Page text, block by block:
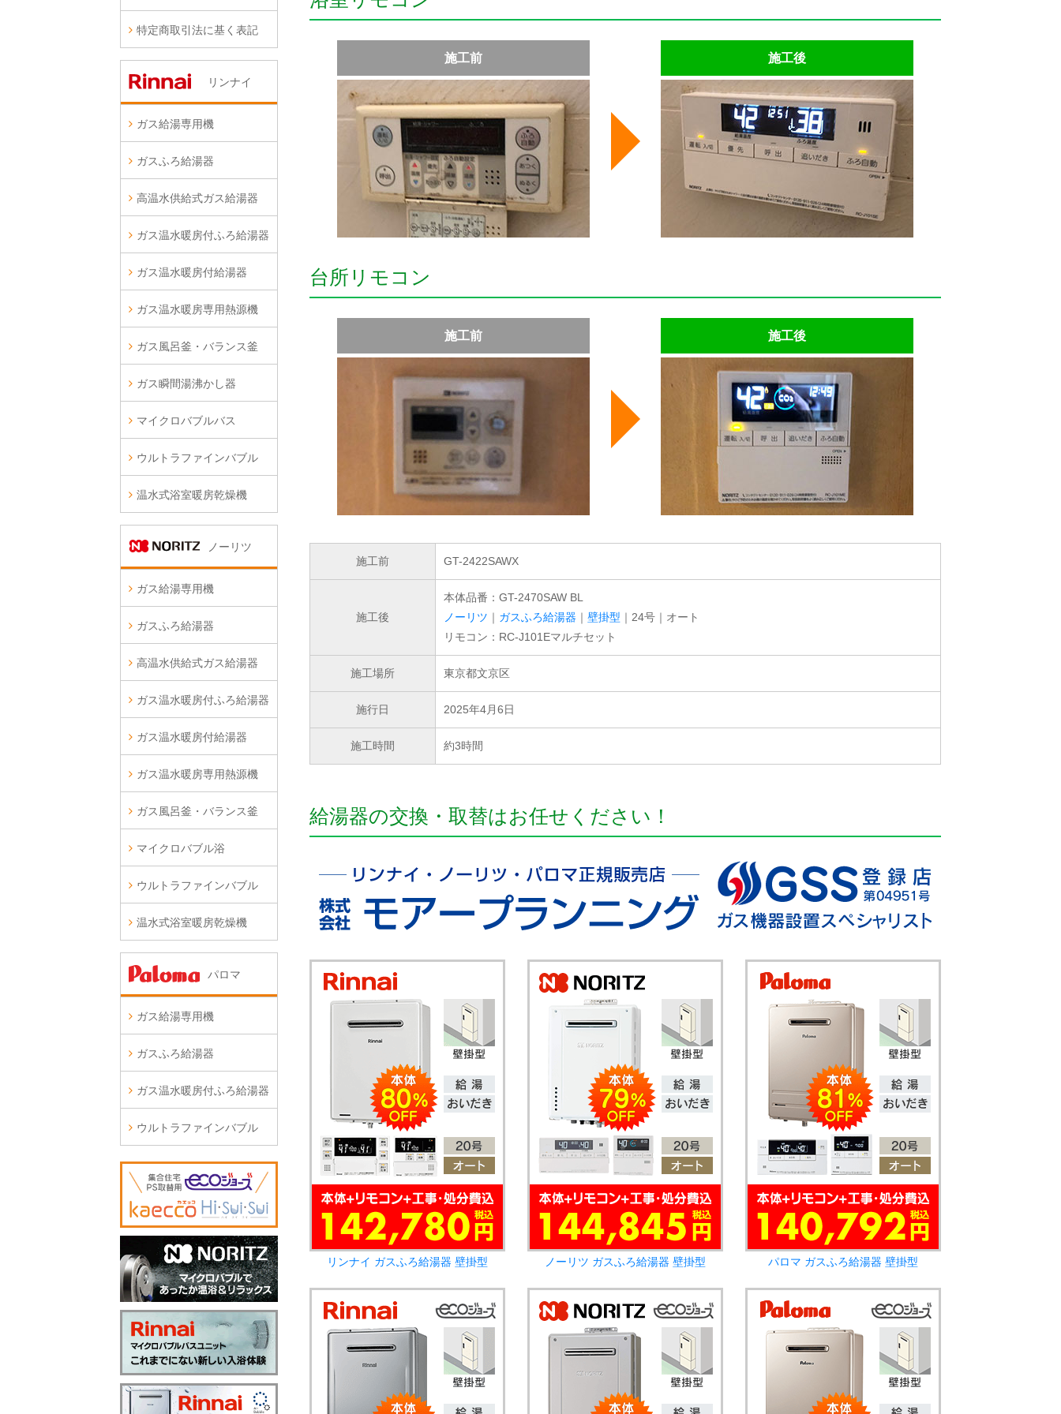
施工前 施工後
台所リモコン
施工前 施工後
施工前 GT-2422SAWX
施工後
本体品番：GT-2470SAW BL
ノーリツ ｜ ガスふろ給湯器 ｜ 壁掛型 ｜24号｜オート
リモコン：RC-J101Eマルチセット
施工場所 東京都文京区
施行日 2025年4月6日
施工時間 約3時間
給湯器の交換・取替はお任せください！
リンナイ ガスふろ給湯器 壁掛型 ノーリツ ガスふろ給湯器 壁掛型 パロマ ガスふろ給湯器 壁掛型
特定商取引法に基く表記
リンナイ
ガス給湯専用機
ガスふろ給湯器
高温水供給式ガス給湯器
ガス温水暖房付ふろ給湯器
ガス温水暖房付給湯器
ガス温水暖房専用熱源機
ガス風呂釜・バランス釜
ガス瞬間湯沸かし器
マイクロバブルバス
ウルトラファインバブル
温水式浴室暖房乾燥機
ノーリツ
ガス給湯専用機
ガスふろ給湯器
高温水供給式ガス給湯器
ガス温水暖房付ふろ給湯器
ガス温水暖房付給湯器
ガス温水暖房専用熱源機
ガス風呂釜・バランス釜
マイクロバブル浴
ウルトラファインバブル
温水式浴室暖房乾燥機
パロマ
ガス給湯専用機
ガスふろ給湯器
ガス温水暖房付ふろ給湯器
ウルトラファインバブル